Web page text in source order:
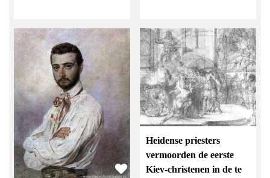
Heidense priesters
vermoorden de eerste
Kiev-christenen in de te